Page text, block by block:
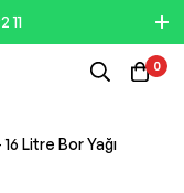
11
0
Litre Bor Yağı